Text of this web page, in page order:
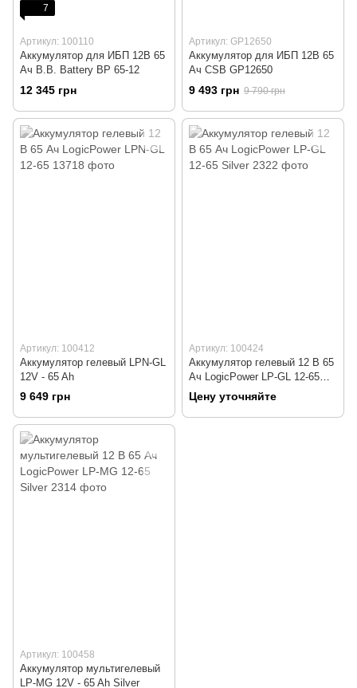
7
Артикул: 100110
Аккумулятор для ИБП 12В 65
Ач B.B. Battery BP 65-12
12 345 грн
Артикул: GP12650
Аккумулятор для ИБП 12В 65
Ач CSB GP12650
9 493 грн 9 790 грн
Артикул: 100412
Аккумулятор гелевый LPN-GL
12V - 65 Ah
9 649 грн
Артикул: 100424
Аккумулятор гелевый 12 В 65
Ач LogicPower LP-GL 12-65
Silver
Цену уточняйте
Артикул: 100458
Аккумулятор мультигелевый
LP-MG 12V - 65 Ah Silver